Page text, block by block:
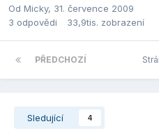
Od Micky, 31. července 2009
3 odpovědi 33,9tis. zobrazení
PŘEDCHOZÍ
Sledující 4